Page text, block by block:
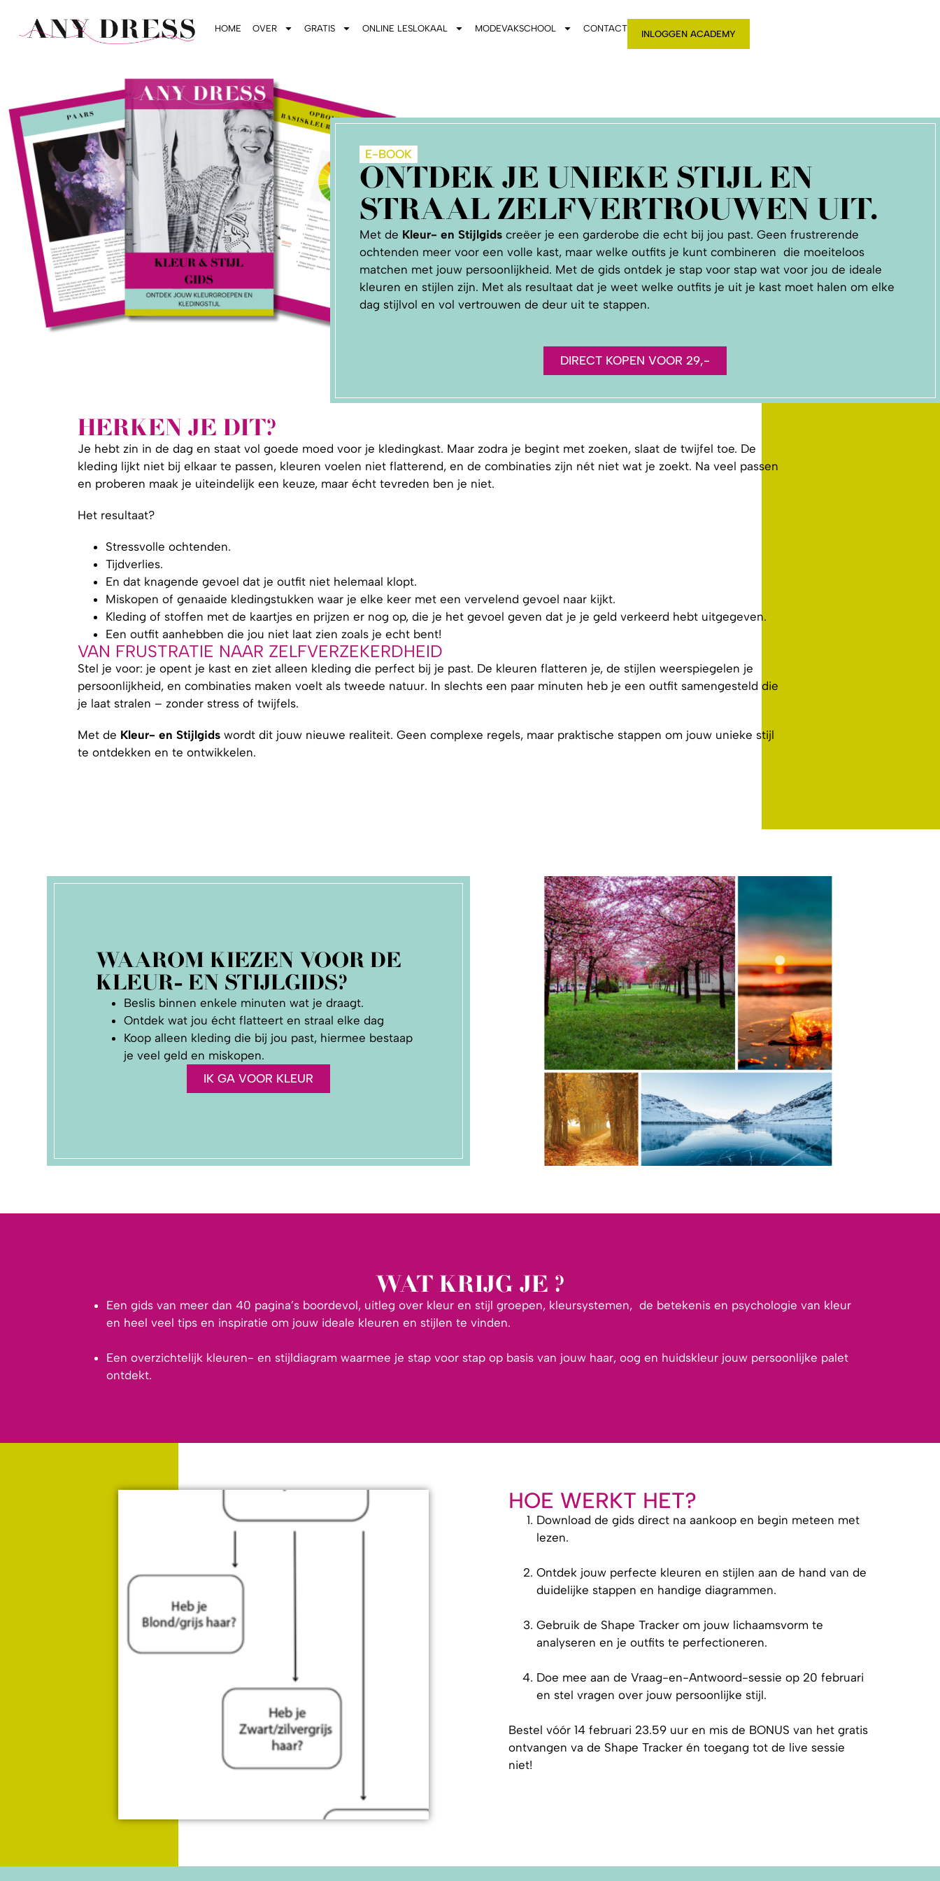
HOME OVER GRATIS ONLINE LESLOKAAL MODEVAKSCHOOL CONTACT
INLOGGEN ACADEMY
E-BOOK
ONTDEK JE UNIEKE STIJL EN
STRAAL ZELFVERTROUWEN UIT.
Met de Kleur- en Stijlgidscreëer je een garderobe die echt bij jou past. Geen frustrerende
ochtenden meer voor een volle kast, maar welke outfits je kunt combineren die moeiteloos
matchen met jouw persoonlijkheid. Met de gids ontdek je stap voor stap wat voor jou de ideale
kleuren en stijlen zijn. Met als resultaat dat je weet welke outfits je uit je kast moet halen om elke
dag stijlvol en vol vertrouwen de deur uit te stappen.
DIRECT KOPEN VOOR 29,-
HERKEN JE DIT?
Je hebt zin in de dag en staat vol goede moed voor je kledingkast. Maar zodra je begint met zoeken, slaat de twijfel toe. De
kleding lijkt niet bij elkaar te passen, kleuren voelen niet flatterend, en de combinaties zijn nét niet wat je zoekt. Na veel passen
en proberen maak je uiteindelijk een keuze, maar écht tevreden ben je niet.
Het resultaat?
Stressvolle ochtenden.
Tijdverlies.
En dat knagende gevoel dat je outfit niet helemaal klopt.
Miskopen of genaaide kledingstukken waar je elke keer met een vervelend gevoel naar kijkt.
Kleding of stoffen met de kaartjes en prijzen er nog op, die je het gevoel geven dat je je geld verkeerd hebt uitgegeven.
Een outfit aanhebben die jou niet laat zien zoals je echt bent!
VAN FRUSTRATIE NAAR ZELFVERZEKERDHEID
Stel je voor: je opent je kast en ziet alleen kleding die perfect bij je past. De kleuren flatteren je, de stijlen weerspiegelen je
persoonlijkheid, en combinaties maken voelt als tweede natuur. In slechts een paar minuten heb je een outfit samengesteld die
je laat stralen – zonder stress of twijfels.
Met de Kleur- en Stijlgidswordt dit jouw nieuwe realiteit. Geen complexe regels, maar praktische stappen om jouw unieke stijl
te ontdekken en te ontwikkelen.
WAAROM KIEZEN VOOR DE
KLEUR- EN STIJLGIDS?
Beslis binnen enkele minuten wat je draagt.
Ontdek wat jou écht flatteert en straal elke dag
Koop alleen kleding die bij jou past, hiermee bestaap
je veel geld en miskopen.
IK GA VOOR KLEUR
WAT KRIJG JE ?
Een gids van meer dan 40 pagina’s boordevol, uitleg over kleur en stijl groepen, kleursystemen, de betekenis en psychologie van kleur
en heel veel tips en inspiratie om jouw ideale kleuren en stijlen te vinden.
Een overzichtelijk kleuren- en stijldiagram waarmee je stap voor stap op basis van jouw haar, oog en huidskleur jouw persoonlijke palet
ontdekt.
HOE WERKT HET?
Download de gids direct na aankoop en begin meteen met
lezen.
Ontdek jouw perfecte kleuren en stijlen aan de hand van de
duidelijke stappen en handige diagrammen.
Gebruik de Shape Tracker om jouw lichaamsvorm te
analyseren en je outfits te perfectioneren.
Doe mee aan de Vraag-en-Antwoord-sessie op 20 februari
en stel vragen over jouw persoonlijke stijl.
Bestel vóór 14 februari 23.59 uur en mis de BONUS van het gratis
ontvangen va de Shape Tracker én toegang tot de live sessie
niet!